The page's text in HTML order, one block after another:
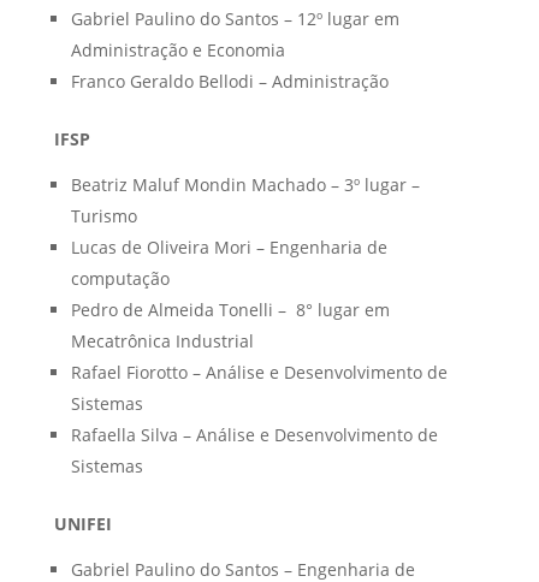
Gabriel Paulino do Santos – 12º lugar em
Administração e Economia
Franco Geraldo Bellodi – Administração
IFSP
Beatriz Maluf Mondin Machado – 3º lugar –
Turismo
Lucas de Oliveira Mori – Engenharia de
computação
Pedro de Almeida Tonelli – 8° lugar em
Mecatrônica Industrial
Rafael Fiorotto – Análise e Desenvolvimento de
Sistemas
Rafaella Silva – Análise e Desenvolvimento de
Sistemas
UNIFEI
Gabriel Paulino do Santos – Engenharia de